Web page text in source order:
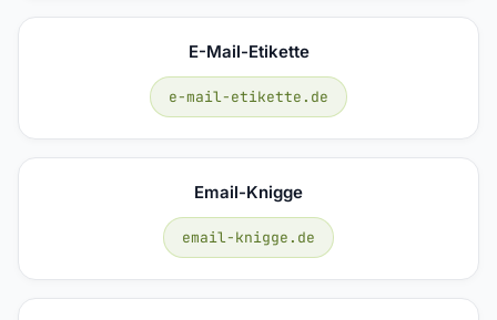
E-Mail-Etikette
e-mail-etikette.de
Email-Knigge
email-knigge.de